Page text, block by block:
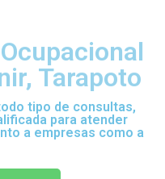
Tarapoto
tipo de consultas,
para atender
a empresas como a